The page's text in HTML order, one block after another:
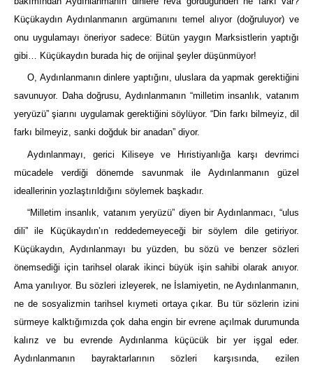
Küçükaydın Aydınlanmanın argümanını temel alıyor (doğruluyor) ve
onu uygulamayı öneriyor sadece: Bütün yaygın Marksistlerin yaptığı
gibi… Küçükaydın burada hiç de orijinal şeyler düşünmüyor!
O, Aydınlanmanın dinlere yaptığını, uluslara da yapmak gerektiğini
savunuyor. Daha doğrusu, Aydınlanmanın “milletim insanlık, vatanım
yeryüzü” şiarını uygulamak gerektiğini söylüyor. “Din farkı bilmeyiz, dil
farkı bilmeyiz, sanki doğduk bir anadan” diyor.
Aydınlanmayı, gerici Kiliseye ve Hıristiyanlığa karşı devrimci
mücadele verdiği dönemde savunmak ile Aydınlanmanın güzel
ideallerinin yozlaştırıldığını söylemek başkadır.
“Milletim insanlık, vatanım yeryüzü” diyen bir Aydınlanmacı, “ulus
dili” ile Küçükaydın’ın reddedemeyeceği bir söylem dile getiriyor.
Küçükaydın, Aydınlanmayı bu yüzden, bu sözü ve benzer sözleri
önemsediği için tarihsel olarak ikinci büyük işin sahibi olarak anıyor.
Ama yanılıyor. Bu sözleri izleyerek, ne İslamiyetin, ne Aydınlanmanın,
ne de sosyalizmin tarihsel kıymeti ortaya çıkar. Bu tür sözlerin izini
sürmeye kalktığımızda çok daha engin bir evrene açılmak durumunda
kalırız ve bu evrende Aydınlanma küçücük bir yer işgal eder.
Aydınlanmanın bayraktarlarının sözleri karşısında, ezilen